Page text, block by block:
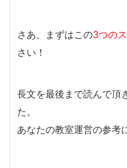
さあ、まずはこの3つの
さい！
長文を最後まで読んで頂
た。
あなたの教室運営の参考